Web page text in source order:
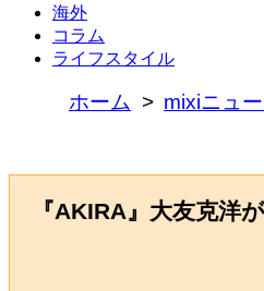
海外
コラム
ライフスタイル
ホーム mixiニュ
『AKIRA』大友克